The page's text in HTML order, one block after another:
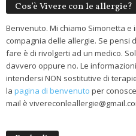
Cos’è Vivere con le allergie?
Benvenuto. Mi chiamo Simonetta
compagnia delle allergie. Se pensi
fare è di rivolgerti ad un medico.
davvero oppure no. Le
intendersi NON sostitutive di
la pagina di benvenuto per
mail è